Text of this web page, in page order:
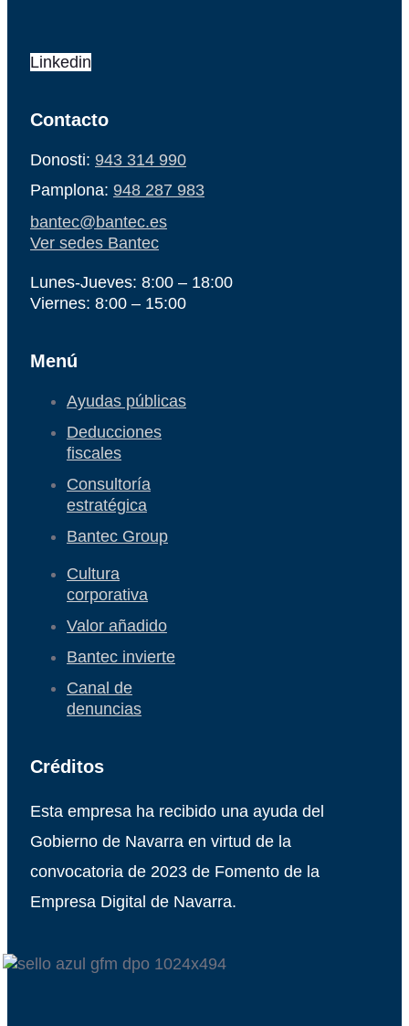
Linkedin
Contacto
Donosti: 943 314 990
Pamplona: 948 287 983
bantec@bantec.es
Ver sedes Bantec
Lunes-Jueves: 8:00 – 18:00
Viernes: 8:00 – 15:00
Menú
Ayudas públicas
Deducciones
fiscales
Consultoría
estratégica
Bantec Group
Cultura
corporativa
Valor añadido
Bantec invierte
Canal de
denuncias
Créditos
Esta empresa ha recibido una ayuda del
Gobierno de Navarra en virtud de la
convocatoria de 2023 de Fomento de la
Empresa Digital de Navarra.